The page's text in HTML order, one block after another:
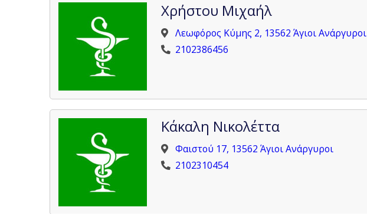
Χρήστου Μιχαήλ
Λεωφόρος Κύμης 2, 13562 Άγιοι Ανάργυροι
2102386456
Κάκαλη Νικολέττα
Φαιστού 17, 13562 Άγιοι Ανάργυροι
2102310454